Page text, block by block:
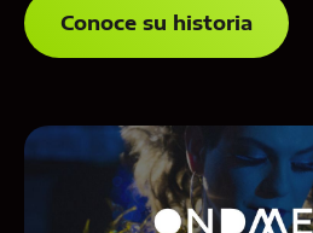
Conoce su historia